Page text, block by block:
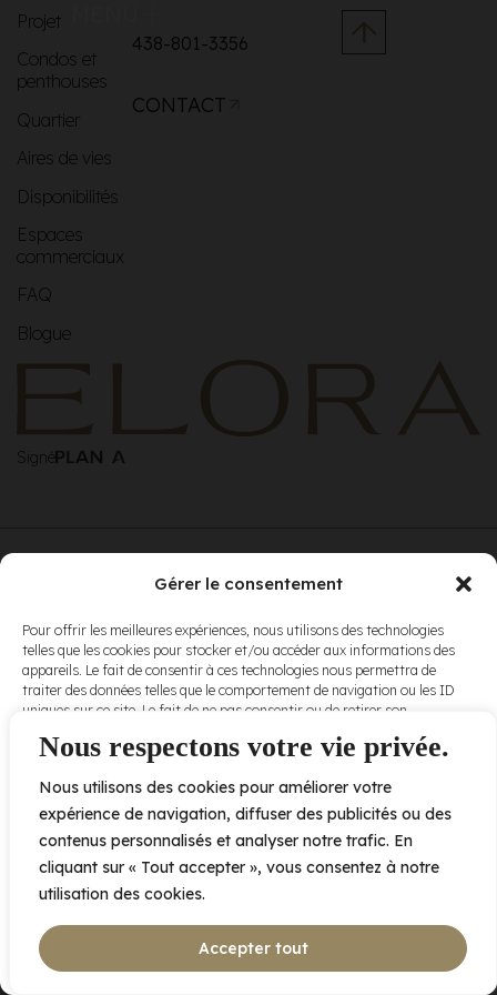
Nous respectons votre vie privée.
Nous utilisons des cookies pour améliorer votre
expérience de navigation, diffuser des publicités ou des
contenus personnalisés et analyser notre trafic. En
cliquant sur « Tout accepter », vous consentez à notre
utilisation des cookies.
Accepter tout
Gérer le consentement
Pour offrir les meilleures expériences, nous utilisons des technologies
telles que les cookies pour stocker et/ou accéder aux informations des
appareils. Le fait de consentir à ces technologies nous permettra de
traiter des données telles que le comportement de navigation ou les ID
uniques sur ce site. Le fait de ne pas consentir ou de retirer son
et fonctions.
Accepter
Refuser
Projet
Condos et
penthouses
Quartier
Aires de vies
Disponibilités
Espaces
commerciaux
FAQ
Blogue
438-801-3356
CONTACT
Signé
conditions
d’utilisationet
nospolitiques
de
confidentialité .
2005 av. de Bois-de-Boulogne, Laval QC H7N 0J7